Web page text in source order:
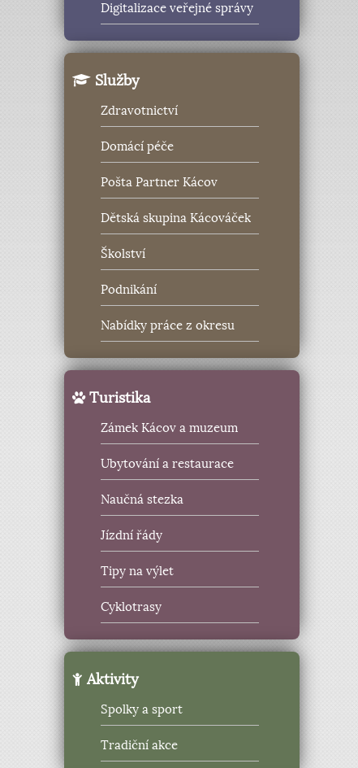
Digitalizace veřejné správy
Služby
Zdravotnictví
Domácí péče
Pošta Partner Kácov
Dětská skupina Kácováček
Školství
Podnikání
Nabídky práce z okresu
Turistika
Zámek Kácov a muzeum
Ubytování a restaurace
Naučná stezka
Jízdní řády
Tipy na výlet
Cyklotrasy
Aktivity
Spolky a sport
Tradiční akce